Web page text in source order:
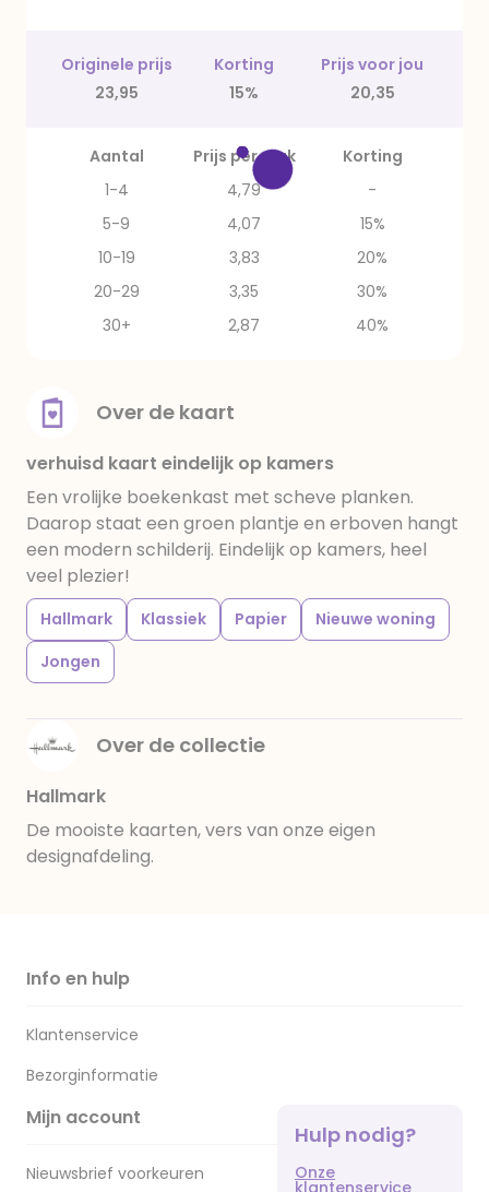
Originele prijs Korting
Prijs voor jou
23,95
15% 20,35
Aantal Prijs per stuk
Korting
1-4
4,79
-
5-9
4,07
15%
10-19
3,83
20%
20-29
3,35
30%
30+
2,87 40%
Over de kaart
verhuisd kaart eindelijk op kamers
Een vrolijke boekenkast met scheve planken.
Daarop staat een groen plantje en erboven hangt
een modern schilderij. Eindelijk op kamers, heel
veel plezier!
Hallmark Klassiek Papier
Nieuwe woning
Jongen
Over de collectie
Hallmark
De mooiste kaarten, vers van onze eigen
designafdeling.
Info en hulp
Klantenservice
Bezorginformatie
Mijn account
Nieuwsbrief voorkeuren
Hulp nodig?
Onze
klantenservice